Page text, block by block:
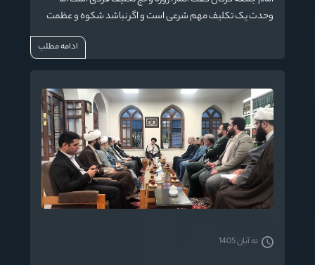
وحدت یک تکلیف مهم شرعی است و اگر نباشد شکوه و عظمت
و قدرت امت اسلامی بهم می ریزد و از بین خواهد رفت .
ادامه مطلب
نه آبان 1405